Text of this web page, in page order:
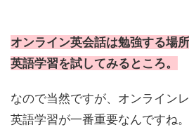
オンライン英会話は勉強する場
英語学習を試してみるところ。
なので当然ですが、オンライン
英語学習が一番重要なんですね。